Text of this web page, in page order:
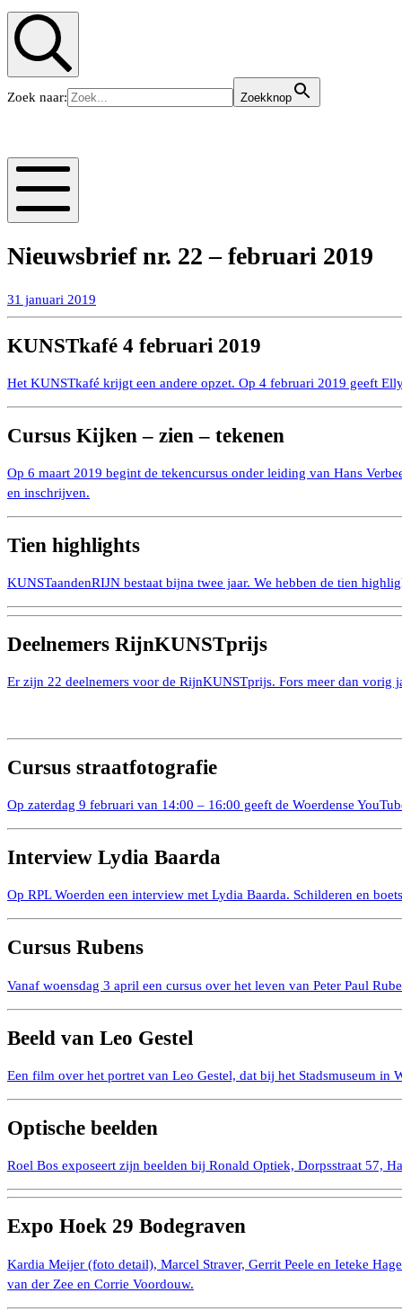
Zoeken
Zoek naar: Zoekknop
Mobiel
Nieuwsbrief nr. 22 – februari 2019
31 januari 2019
januari
2019
KUNSTkafé 4 februari 2019
Het KUNSTkafé krijgt een andere opzet. Op 4 februari 2019 geeft
Cursus Kijken – zien – tekenen
Op 6 maart 2019 begint de tekencursus onder leiding van Hans
en inschrijven.
Tien highlights
KUNSTaandenRIJN bestaat bijna twee jaar. We hebben de tien
Deelnemers RijnKUNSTprijs
Er zijn 22 deelnemers voor de RijnKUNSTprijs. Fors meer dan
Cursus straatfotografie
Op zaterdag 9 februari van 14:00 – 16:00 geeft de Woerdense
Interview Lydia Baarda
Op RPL Woerden een interview met Lydia Baarda. Schilderen en
Cursus Rubens
Vanaf woensdag 3 april een cursus over het leven van Peter Paul
Beeld van Leo Gestel
Een film over het portret van Leo Gestel, dat bij het Stadsmuseum in
Optische beelden
Roel Bos exposeert zijn beelden bij Ronald Optiek, Dorpsstraat 57,
Expo Hoek 29 Bodegraven
Kardia Meijer (foto detail), Marcel Straver, Gerrit Peele en Ieteke
van der Zee en Corrie Voordouw.